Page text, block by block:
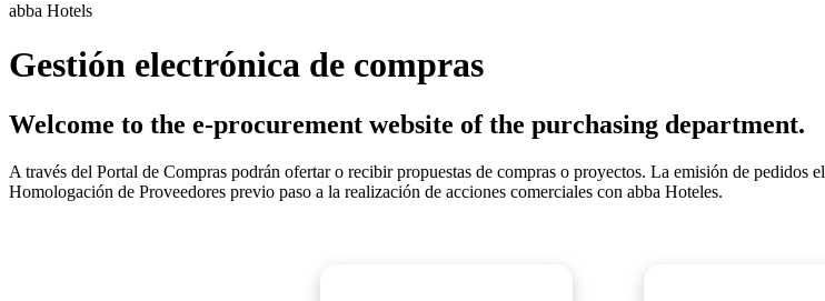
abba Hotels
Gestión electrónica de compras
Welcome to the e-procurement website of the purchasing department.
A través del Portal de Compras podrán ofertar o recibir propuestas de compras o proyectos. La emisión de
Homologación de Proveedores previo paso a la realización de acciones comerciales con abba Hoteles.